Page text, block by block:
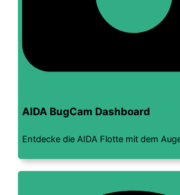
AIDA BugCam Dashboard
Entdecke die AIDA Flotte mit dem